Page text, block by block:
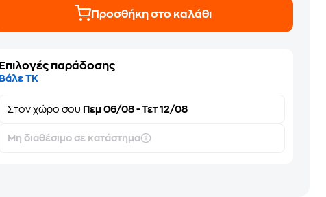
Προσθήκη στο καλάθι
Επιλογές παράδοσης
Βάλε ΤΚ
Στονχώρο σου Πεμ 06/08 - Τετ 12/08
Μη διαθέσιμο σε κατάστημα